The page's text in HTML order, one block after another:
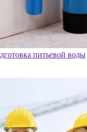
питьевой воды